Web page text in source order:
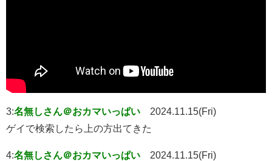
3:名無しさん＠おカマいっぱい
2024.11.15(Fri)
ゲイで検索したら上の方出てきた
4:名無しさん＠おカマいっぱい
2024.11.15(Fri)